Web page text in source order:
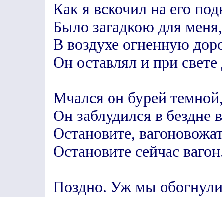
Как я вскочил на его
Было загадкою для меня,
В воздухе огненную
Он оставлял и при свете
Мчался он бурей
Он заблудился в
Остановите,
Остановите сейчас
Поздно. Уж мы обогнули